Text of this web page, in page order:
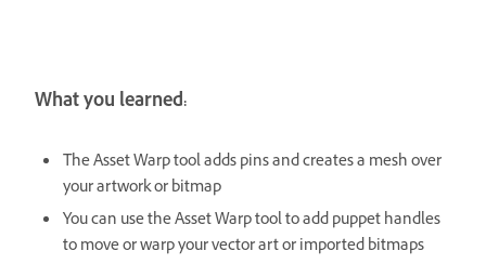
What you learned:
The Asset Warp tool adds pins and creates a mesh over
your artwork or bitmap
You can use the Asset Warp tool to add puppet handles
to move or warp your vector art or imported bitmaps